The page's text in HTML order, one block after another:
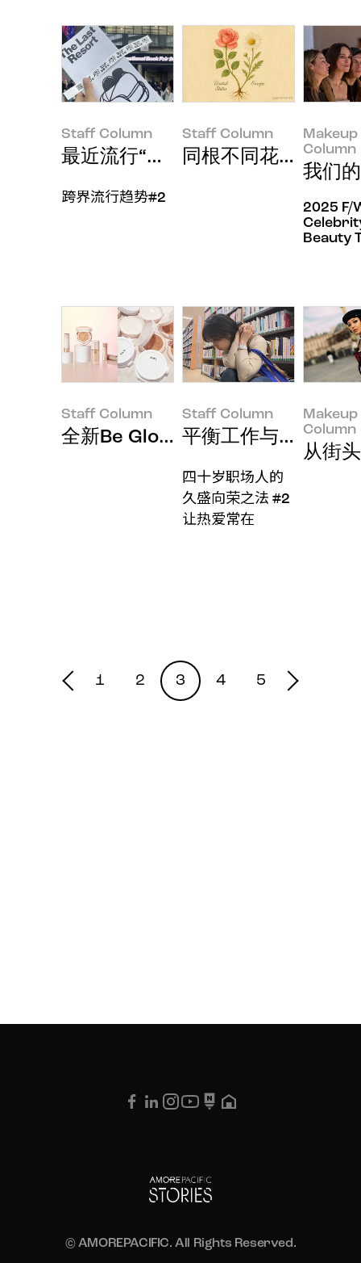
Staff Column
最近流行“追博览会”
跨界流行趋势#2
Staff Column
同根不同花：美国
Column
我们
2025 F/
Beauty
Staff Column
全新Be Glow系列开发记：辉光也
Staff Column
平衡工作与情感，
四十岁职场人的
久盛向荣之法 #2
让热爱常在
Column
从街
1 2 3 4 5
© AMOREPACIFIC. All Rights Reserved.